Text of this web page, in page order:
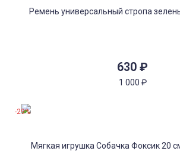
630 ₽
1 000 ₽
-29%